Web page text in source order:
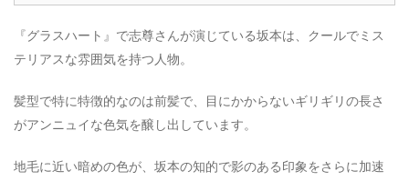
『グラスハート』で志尊さんが演じている坂本は、クールでミス
テリアスな雰囲気を持つ人物。
髪型で特に特徴的なのは前髪で、目にかからないギリギリの長さ
がアンニュイな色気を醸し出しています。
地毛に近い暗めの色が、坂本の知的で影のある印象をさらに加速